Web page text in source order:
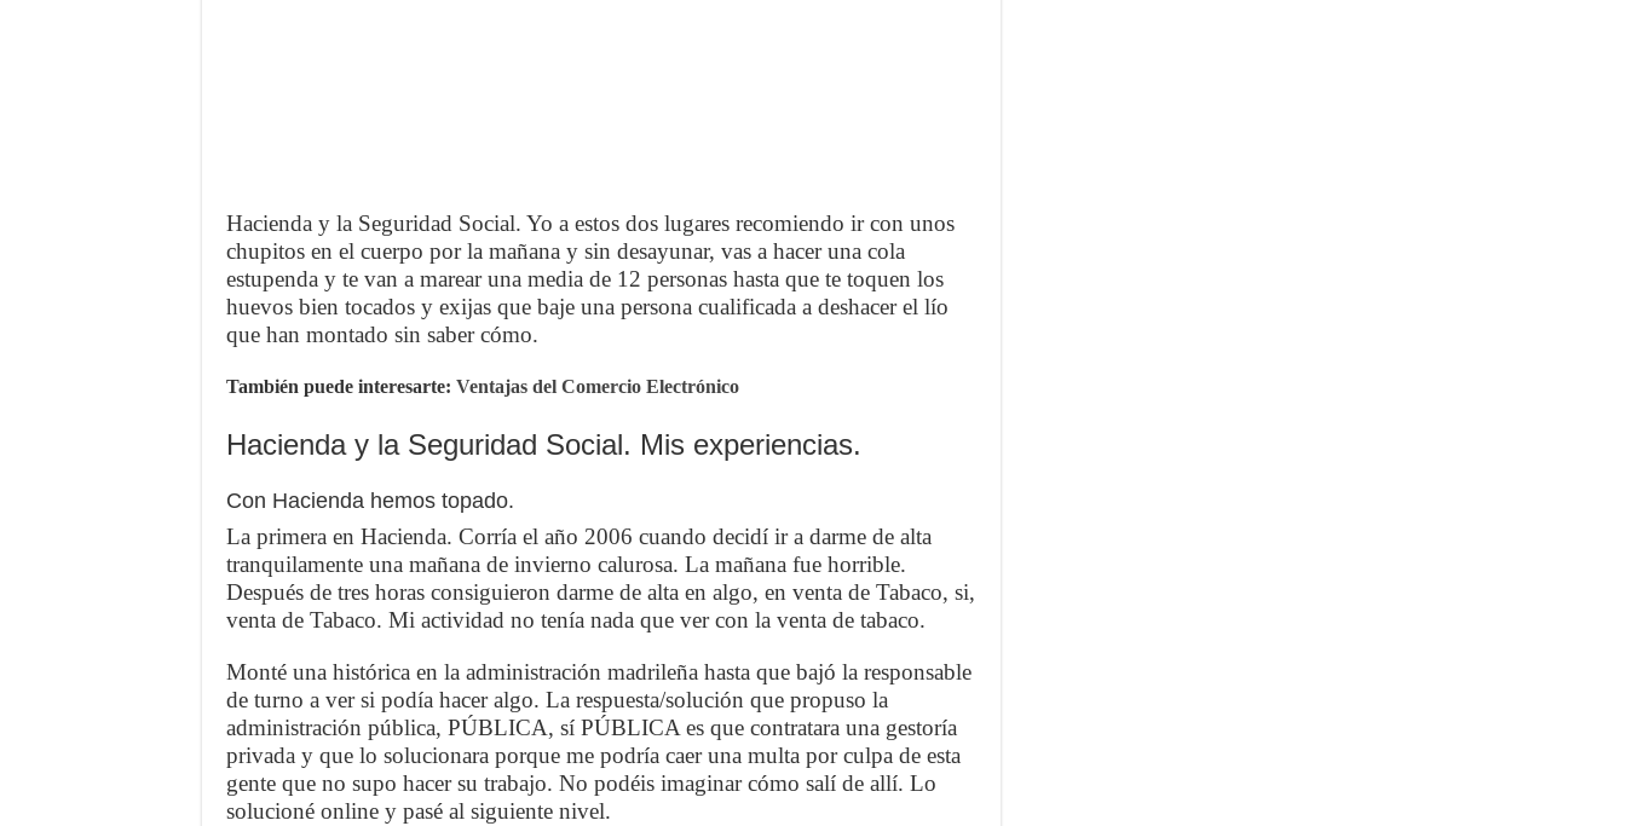
Hacienda y la Seguridad Social. Yo a estos dos lugares recomiendo ir con unos
chupitos en el cuerpo por la mañana y sin desayunar, vas a hacer una cola
estupenda y te van a marear una media de 12 personas hasta que te toquen los
huevos bien tocados y exijas que baje una persona cualificada a deshacer el lío
que han montado sin saber cómo.
También puede interesarte: Ventajas del Comercio Electrónico
Hacienda y la Seguridad Social. Mis experiencias.
Con Hacienda hemos topado.
La primera en Hacienda. Corría el año 2006 cuando decidí ir a darme de alta
tranquilamente una mañana de invierno calurosa. La mañana fue horrible.
Después de tres horas consiguieron darme de alta en algo, en venta de Tabaco, si,
venta de Tabaco. Mi actividad no tenía nada que ver con la venta de tabaco.
Monté una histórica en la administración madrileña hasta que bajó la responsable
de turno a ver si podía hacer algo. La respuesta/solución que propuso la
administración pública, PÚBLICA, sí PÚBLICA es que contratara una gestoría
privada y que lo solucionara porque me podría caer una multa por culpa de esta
gente que no supo hacer su trabajo. No podéis imaginar cómo salí de allí. Lo
solucioné online y pasé al siguiente nivel.